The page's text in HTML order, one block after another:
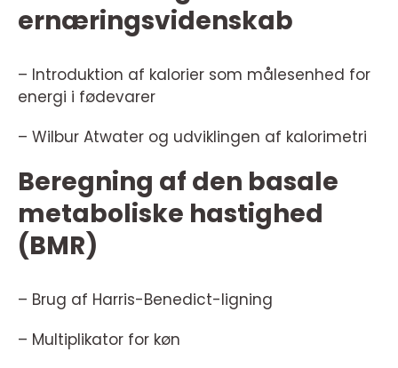
ernæringsvidenskab
– Introduktion af kalorier som målesenhed for
energi i fødevarer
– Wilbur Atwater og udviklingen af kalorimetri
Beregning af den basale
metaboliske hastighed
(BMR)
– Brug af Harris-Benedict-ligning
– Multiplikator for køn